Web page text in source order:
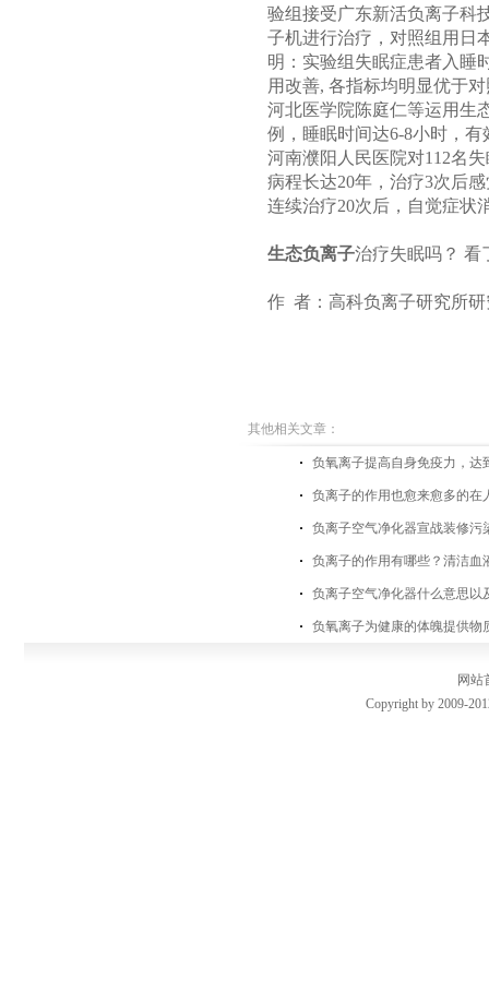
验组接受广东新活负离子科
子机进行治疗，对照组用日
明：实验组失眠症患者入睡
用改善, 各指标均明显优于
河北医学院陈庭仁等运用生
例，睡眠时间达6-8小时，有
河南濮阳人民医院对112名
病程长达20年，治疗3次后
连续治疗20次后，自觉症状
生态负离子治疗失眠吗？ 看
作 者：高科负离子研究所
其他相关文章：
负氧离子提高自身免疫力，达
负离子的作用也愈来愈多的在
负离子空气净化器宣战装修污
负离子的作用有哪些？清洁血
负离子空气净化器什么意思以
负氧离子为健康的体魄提供物
网站
Copyright by 2009-